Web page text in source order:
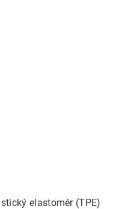
elastomér (TPE)